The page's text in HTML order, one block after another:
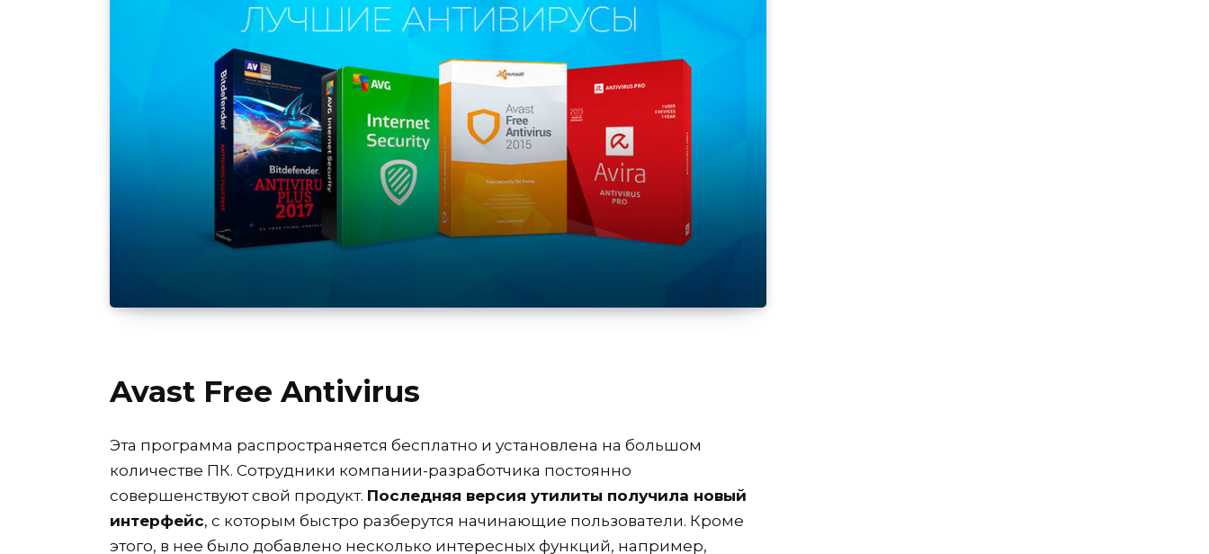
Avast Free Antivirus
Эта программа распространяется бесплатно и установлена на большом
количестве ПК. Сотрудники компании-разработчика постоянно
совершенствуют свой продукт. Последняя версия утилиты получила новый
интерфейс, с которым быстро разберутся начинающие пользователи. Кроме
этого, в нее было добавлено несколько интересных функций, например,